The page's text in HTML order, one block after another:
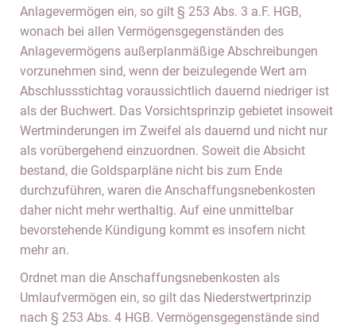
Anlagevermögen ein, so gilt § 253 Abs. 3 a.F. HGB,
wonach bei allen Vermögensgegenständen des
Anlagevermögens außerplanmäßige Abschreibungen
vorzunehmen sind, wenn der beizulegende Wert am
Abschlussstichtag voraussichtlich dauernd niedriger ist
als der Buchwert. Das Vorsichtsprinzip gebietet insoweit
Wertminderungen im Zweifel als dauernd und nicht nur
als vorübergehend einzuordnen. Soweit die Absicht
bestand, die Goldsparpläne nicht bis zum Ende
durchzuführen, waren die Anschaffungsnebenkosten
daher nicht mehr werthaltig. Auf eine unmittelbar
bevorstehende Kündigung kommt es insofern nicht
mehr an.
Ordnet man die Anschaffungsnebenkosten als
Umlaufvermögen ein, so gilt das Niederstwertprinzip
nach § 253 Abs. 4 HGB. Vermögensgegenstände sind